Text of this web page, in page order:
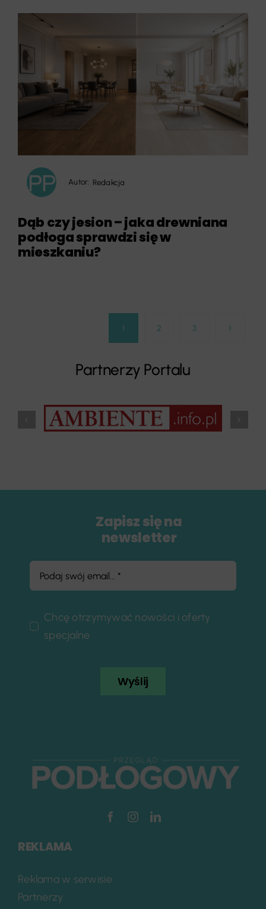
Autor: Redakcja
Dąb czy jesion – jaka drewniana
podłoga sprawdzi się w
mieszkaniu?
1 2 3
Partnerzy Portalu
Zapisz się na
newsletter
Chcę otrzymywać nowości i oferty
specjalne
Wyślij
REKLAMA
Reklama w serwisie
Partnerzy